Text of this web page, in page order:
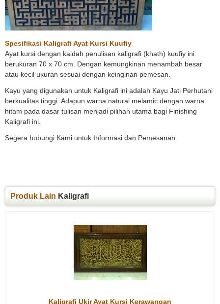
Spesifikasi Kaligrafi Ayat Kursi Kuufiy
Ayat kursi dengan kaidah penulisan kaligrafi (khath) kuufiy ini
berukuran 70 x 70 cm. Dengan kemungkinan menambah besar
atau kecil ukuran sesuai dengan keinginan pemesan.
Kayu yang digunakan untuk Kaligrafi ini adalah Kayu Jati Perhutani
berkualitas tinggi. Adapun warna natural melamic dengan warna
hitam pada dasar tulisan menjadi pilihan utama bagi Finishing
Kaligrafi ini.
Segera hubungi Kami untuk Informasi dan Pemesanan.
Produk Lain Kaligrafi
Kaligrafi Ukir Ayat Kursi Kerawangan